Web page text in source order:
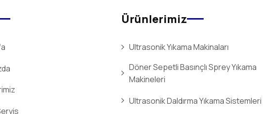
Ürünlerimiz
Ultrasonik Yıkama Makinaları
Döner Sepetli Basınçlı Sprey Yıkama
Makineleri
Ultrasonik Daldırma Yıkama Sistemleri